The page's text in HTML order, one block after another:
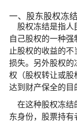
一、股东股权冻
股权冻结是指
自己股权的一种
止股权的收益的
损失。另外股权
权（股权转让或股
达到财产保全的目
在这种股权冻结
东身份，股票持